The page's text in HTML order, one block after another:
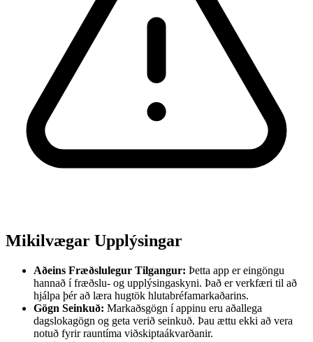
Mikilvægar Upplýsingar
Aðeins Fræðslulegur Tilgangur: Þetta app er eingöngu
hannað í fræðslu- og upplýsingaskyni. Það er verkfæri til að
hjálpa þér að læra hugtök hlutabréfamarkaðarins.
Gögn Seinkuð: Markaðsgögn í appinu eru aðallega
dagslokagögn og geta verið seinkuð. Þau ættu ekki að vera
notuð fyrir rauntíma viðskiptaákvarðanir.